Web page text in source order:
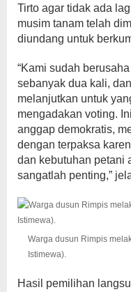
Tirto agar tidak ada
musim tanam telah
diundang untuk
“Kami sudah
sebanyak dua kali,
melanjutkan untuk
mengadakan voting.
anggap demokratis,
dengan terpaksa
dan kebutuhan petani
sangatlah penting,”
Warga dusun Rimpis
Istimewa).
Hasil pemilihan